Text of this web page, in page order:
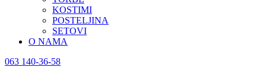
KOSTIMI
POSTELJINA
SETOVI
O NAMA
063 140-36-58